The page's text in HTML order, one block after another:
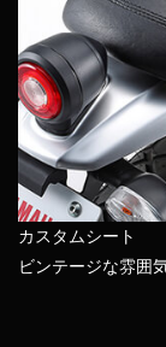
カスタムシート
ビンテージな雰囲